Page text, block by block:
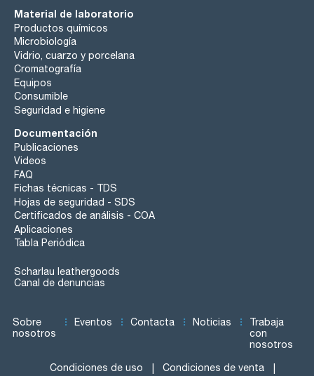
Material de laboratorio
Productos químicos
Microbiología
Vidrio, cuarzo y porcelana
Cromatografía
Equipos
Consumible
Seguridad e higiene
Documentación
Publicaciones
Videos
FAQ
Fichas técnicas - TDS
Hojas de seguridad - SDS
Certificados de análisis - COA
Aplicaciones
Tabla Periódica
Scharlau leathergoods
Canal de denuncias
Sobre
nosotros
Eventos Contacta Noticias
Trabaja
con
nosotros
Condiciones de uso Condiciones de venta